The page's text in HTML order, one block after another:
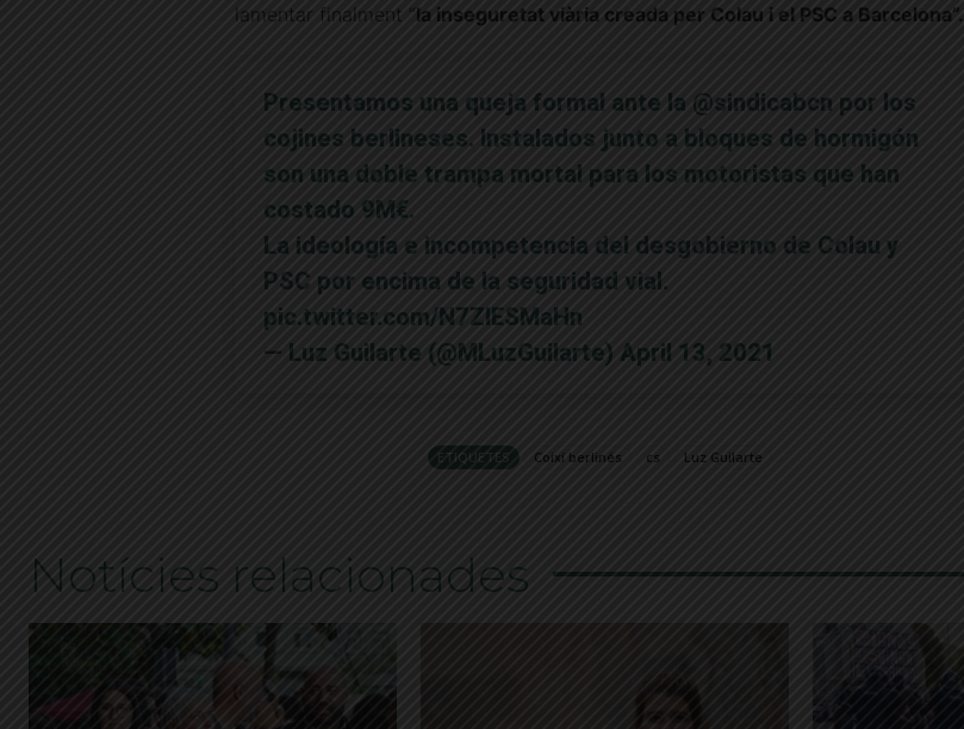
lamentar finalment “la inseguretat viària creada per Colau i el PSC a Barcelona”.
Presentamos una queja formal ante la @sindicabcn por los
cojines berlineses. Instalados junto a bloques de hormigón
son una doble trampa mortal para los motoristas que han
costado 9M€.
La ideología e incompetencia del desgobierno de Colau y
PSC por encima de la seguridad vial.
pic.twitter.com/N7ZIESMaHn
— Luz Guilarte (@MLuzGuilarte) April 13, 2021
ETIQUETES Coixí berlinés cs Luz Guilarte
Notícies relacionades